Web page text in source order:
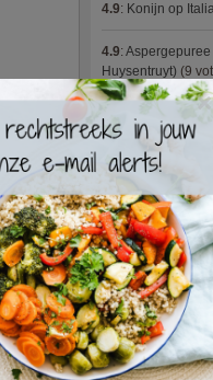
4.9: Konijn op
4.9:
Huysentruyt) (9
4.9:Courgette
4.9:Aziatische
4.9:Fricassee
4.8:Gestoofde kip
4.8:Gevulde
4.8:Zalm met
×